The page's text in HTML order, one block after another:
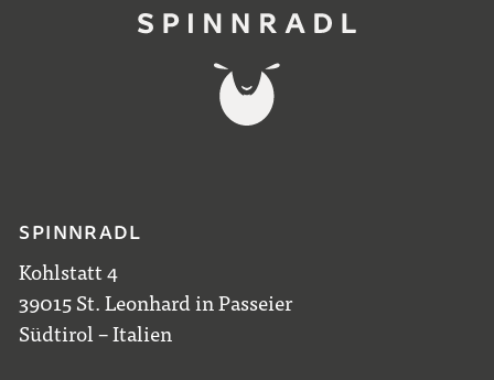
SPINNRADL
Kohlstatt 4
39015 St. Leonhard in Passeier
Südtirol – Italien